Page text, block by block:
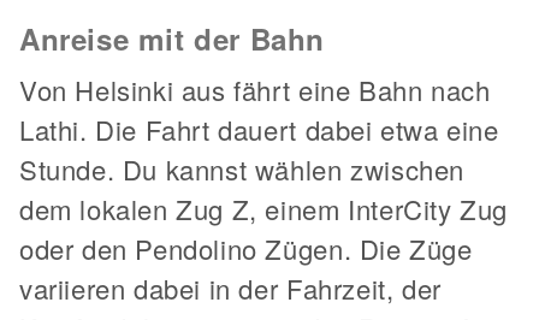
Anreise mit der Bahn
Von Helsinki aus fährt eine Bahn nach
Lathi. Die Fahrt dauert dabei etwa eine
Stunde. Du kannst wählen zwischen
dem lokalen Zug Z, einem InterCity Zug
oder den Pendolino Zügen. Die Züge
variieren dabei in der Fahrzeit, der